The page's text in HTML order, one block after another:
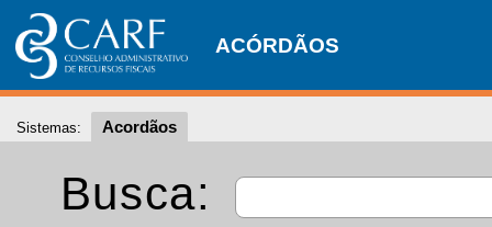
ACÓRDÃOS
Sistemas: Acordãos
Busca: